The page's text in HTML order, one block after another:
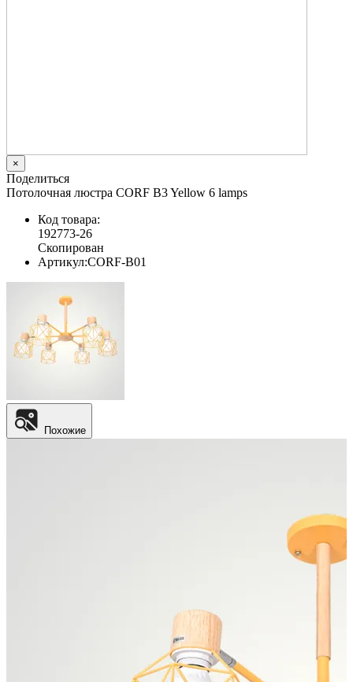
×
Поделиться
Потолочная люстра CORF B3 Yellow 6 lamps
Код товара:
192773-26
Скопирован
Артикул:CORF-B01
Похожие